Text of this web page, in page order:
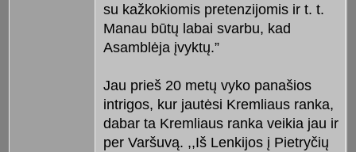
su kažkokiomis pretenzijomis ir t. t.
Manau būtų labai svarbu, kad
Asamblėja įvyktų.”
Jau prieš 20 metų vyko panašios
intrigos, kur jautėsi Kremliaus ranka,
dabar ta Kremliaus ranka veikia jau ir
per Varšuvą. ,,Iš Lenkijos į Pietryčių